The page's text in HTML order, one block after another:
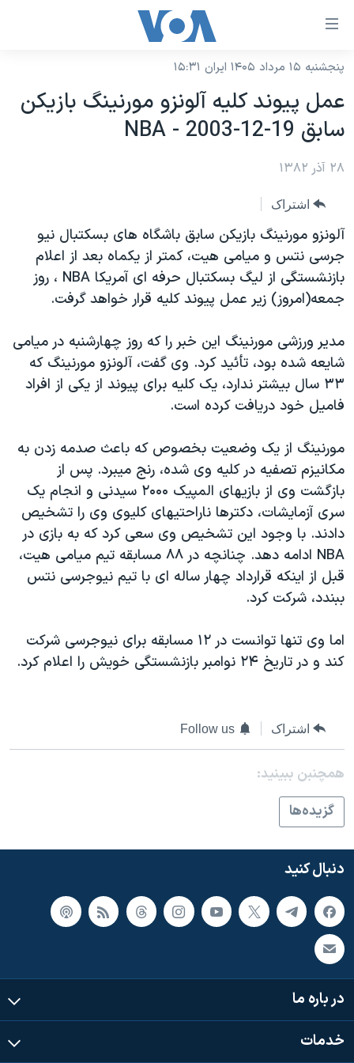
لینکهای
دسترسی
جهش
محتوای
اصلی
صفحه
اصلی
جهش
به
جستجو
نسخه سبک وب‌سایت
موضوع ها
ایران
آمریکا
ورزشی
گزیده‌ها
ویدیوها
فرهنگ و زندگی
حقوق شهروندی
علم و فناوری
اسرائیل در جنگ
گالری عکس
آرشیو پخش زنده
برنامه های تلویزیونی
جدول برنامه ها
صفحه‌های ویژه
جام جهانی ۲۰۲۶
عملیات خشم حماسی
بایگانی برنامه‌های تلویزیونی
مستندها
انتخابات ریاست جمهوری آمریکا ۲۰۲۴
رمز مهسا
ورزش زنان در ایران
اعتراضات زن، زندگی، آزادی
مجموعه مستندهای دادخواهی
تریبونال مردمی آبان ۹۸
دادگاه حمید نوری
قانون شفافیت دارائی کادر رهبری ایران
نرگس محمدی برنده جایزه نوبل صلح
همایش محافظه‌کاران آمریکا «سی‌پک»
صفحه‌های ویژه
سفر پرزیدنت ترامپ به چین
فرکانس‌های صدای آمریکا
پخش رادیویی
دنبال کنید
زبانهای مختلف
پنجشنبه ۱۵ مرداد ۱۴۰۵ ایران ۱۵:۳۱
عمل پيوند کليه آلونزو مورنينگ بازيکن
سابق NBA - 2003-12-19
۲۸ آذر ۱۳۸۲
اشتراک
آلونزو مورنينگ بازيکن سابق باشگاه های بسکتبال نيو
جرسی نتس و ميامی هيت، کمتر از يکماه بعد از اعلام
بازنشستگی از ليگ بسکتبال حرفه ای آمريکا NBA ، روز
جمعه(امروز) زير عمل پيوند کليه قرار خواهد گرفت.
مدير ورزشی مورنينگ اين خبر را که روز چهارشنبه در ميامی
شايعه شده بود، تأئيد کرد. وی گفت، آلونزو مورنينگ که
۳۳ سال بيشتر ندارد، يک کليه برای پيوند از يکی از افراد
فاميل خود دريافت کرده است.
مورنينگ از يک وضعيت بخصوص که باعث صدمه زدن به
مکانيزم تصفيه در کليه وی شده، رنج ميبرد. پس از
بازگشت وی از بازيهای المپيک ۲۰۰۰ سيدنی و انجام يک
سری آزمايشات، دکترها ناراحتيهای کليوی وی را تشخيص
دادند. با وجود اين تشخيص وی سعی کرد که به بازی در
NBA ادامه دهد. چنانچه در ۸۸ مسابقه تيم ميامی هيت،
قبل از اينکه قرارداد چهار ساله ای با تيم نيوجرسی نتس
ببندد، شرکت کرد.
اما وی تنها توانست در ۱۲ مسابقه برای نيوجرسی شرکت
کند و در تاريخ ۲۴ نوامبر بازنشستگی خويش را اعلام کرد.
اشتراک Follow us
همچنبن ببینید:
گزيده‌ها
دنبال کنید
در باره ما
خدمات